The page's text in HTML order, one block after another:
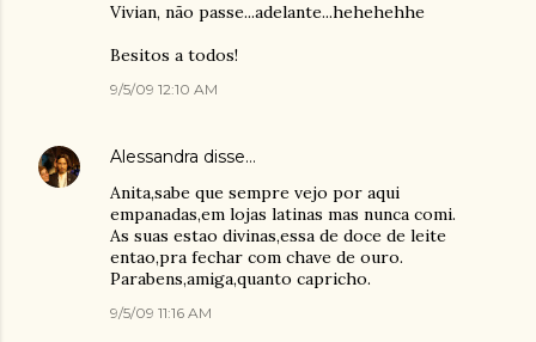
Vivian, não passe...adelante...hehehehhe
Besitos a todos!
9/5/09 12:10 AM
Alessandra disse…
Anita,sabe que sempre vejo por aqui
empanadas,em lojas latinas mas nunca comi.
As suas estao divinas,essa de doce de leite
entao,pra fechar com chave de ouro.
Parabens,amiga,quanto capricho.
9/5/09 11:16 AM